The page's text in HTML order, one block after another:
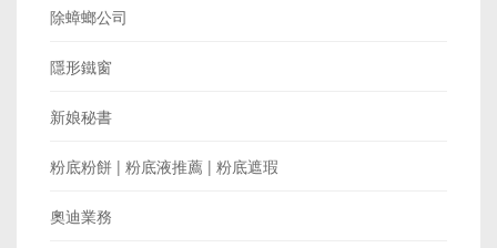
除蟑螂公司
隱形鐵窗
新娘秘書
粉底粉餅 | 粉底液推薦 | 粉底遮瑕
奧迪業務